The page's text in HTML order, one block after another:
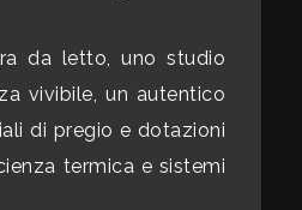
da letto, uno studio
vivibile, un autentico
di pregio e dotazioni
termica e sistemi